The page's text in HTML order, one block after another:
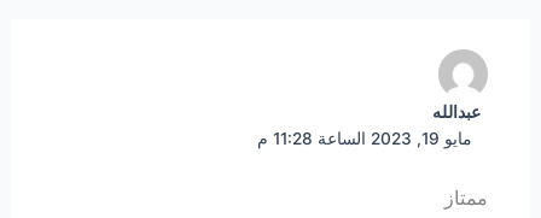
عبدالله
مايو 19, 2023 الساعة 11:28 م
ممتاز